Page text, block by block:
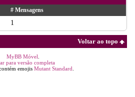
# Mensagens
1
Voltar ao topo
MyBB Móvel
para versão completa
emojis Mutant Standard